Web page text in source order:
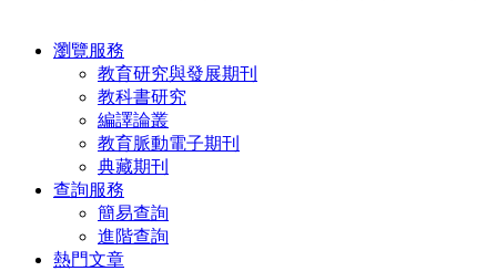
瀏覽服務
教育研究與發展期刊
教科書研究
編譯論叢
教育脈動電子期刊
典藏期刊
查詢服務
簡易查詢
進階查詢
熱門文章